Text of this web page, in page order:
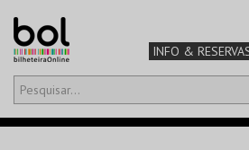
INFO &
Olá,iniciar sessão